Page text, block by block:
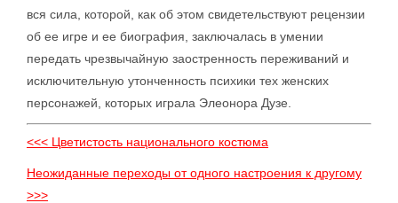
вся сила, которой, как об этом свидетельствуют рецензии
об ее игре и ее биография, заключалась в умении
передать чрезвычайную заостренность переживаний и
исключительную утонченность психики тех женских
персонажей, которых играла Элеонора Дузе.
<<< Цветистость национального костюма
Неожиданные переходы от одного настроения к другому
>>>